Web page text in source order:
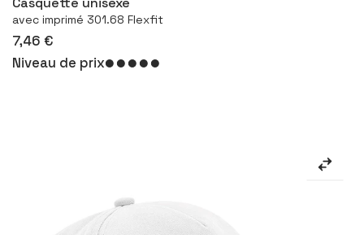
avec imprimé 301.68 Flexfit
7,46 €
Niveau de prix